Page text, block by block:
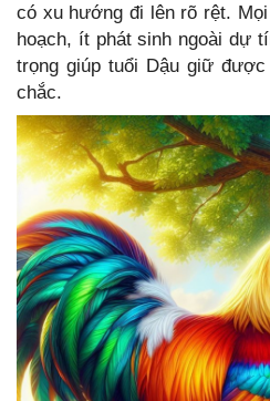
có xu hướng đi lên rõ rệt.
hoạch, ít phát sinh ngoài dự
trọng giúp tuổi Dậu giữ
chắc.